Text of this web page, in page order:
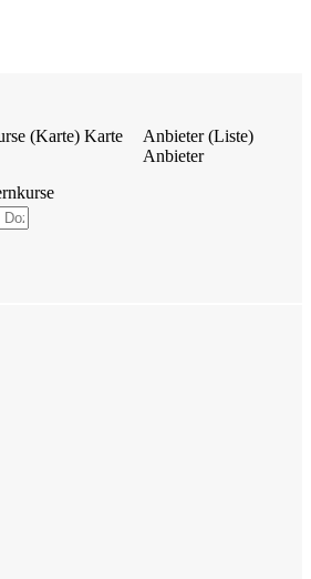
(Karte) Karte
Anbieter (Liste)
Anbieter